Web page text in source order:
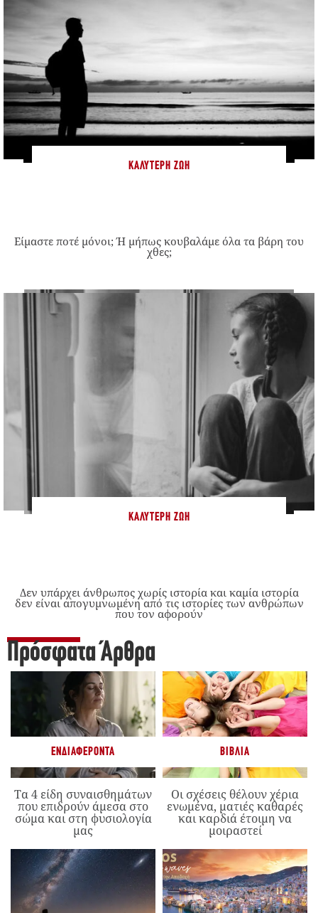
ΚΑΛΎΤΕΡΗ ΖΩΉ
Είμαστε ποτέ μόνοι; Ή μήπως κουβαλάμε όλα τα βάρη του
χθες;
ΚΑΛΎΤΕΡΗ ΖΩΉ
Δεν υπάρχει άνθρωπος χωρίς ιστορία και καμία ιστορία
δεν είναι απογυμνωμένη από τις ιστορίες των ανθρώπων
που τον αφορούν
Πρόσφατα Άρθρα
ΕΝΔΙΑΦΈΡΟΝΤΑ
Τα 4 είδη συναισθημάτων
που επιδρούν άμεσα στο
σώμα και στη φυσιολογία
μας
ΒΙΒΛΊΑ
Οι σχέσεις θέλουν χέρια
ενωμένα, ματιές καθαρές
και καρδιά έτοιμη να
μοιραστεί